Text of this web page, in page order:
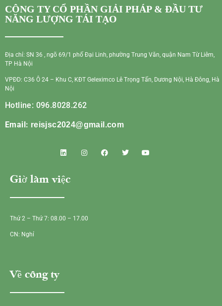
CÔNG TY CỔ PHẦN GIẢI PHÁP & ĐẦU TƯ
NĂNG LƯỢNG TÁI TẠO
Địa chỉ: SN 36 , ngõ 69/1 phố Đại Linh, phường Trung Văn, quận Nam Từ Liêm,
TP Hà Nội
VPĐD: C36 Ô 24 – Khu C, KĐT Geleximco Lê Trọng Tấn, Dương Nội, Hà Đông, Hà
Nội
Hotline: 096.8028.262
Email: reisjsc2024@gmail.com
Giờ làm việc
Thứ 2 – Thứ 7: 08.00 – 17.00
CN: Nghỉ
Về công ty